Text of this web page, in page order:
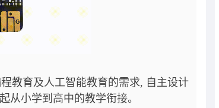
教育及人工智能教育的需求, 自主设计
从小学到高中的教学衔接。